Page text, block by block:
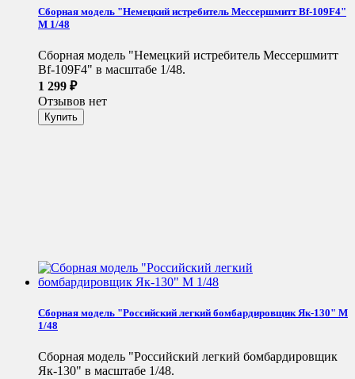
Сборная модель "Немецкий истребитель Мессершмитт Bf-109F4"
М 1/48
Сборная модель "Немецкий истребитель Мессершмитт
Bf-109F4" в масштабе 1/48.
1 299 ₽
Отзывов нет
Сборная модель "Российский легкий бомбардировщик Як-130" М
1/48
Сборная модель "Российский легкий бомбардировщик
Як-130" в масштабе 1/48.